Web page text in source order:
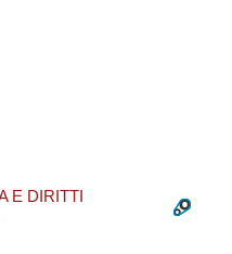
E DIRITTI